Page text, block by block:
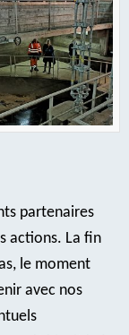
partenaires
actions. La fin
le moment
avec nos